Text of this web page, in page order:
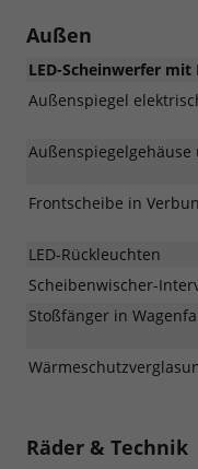
Außen
LED-Scheinwerfer mit
Außenspiegel
Frontscheibe in
LED-Rückleuchten
Scheibenwischer-
Stoßfänger in
Räder & Technik